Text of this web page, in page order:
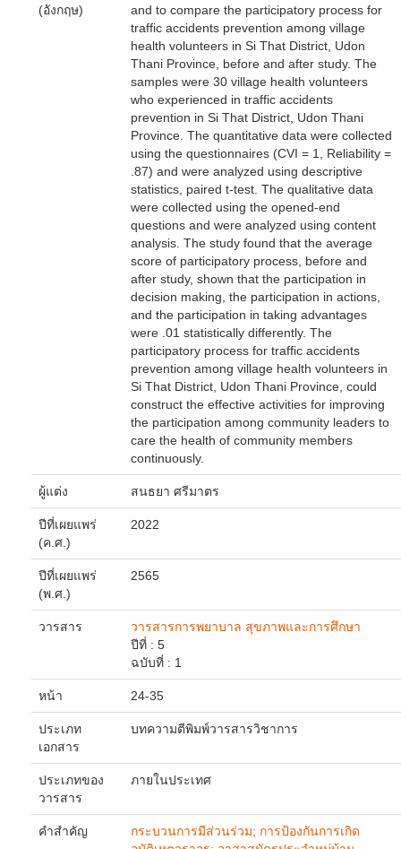
(อังกฤษ)
and to compare the participatory process for
traffic accidents prevention among village
health volunteers in Si That District, Udon
Thani Province, before and after study. The
samples were 30 village health volunteers
who experienced in traffic accidents
prevention in Si That District, Udon Thani
Province. The quantitative data were collected
using the questionnaires (CVI = 1, Reliability =
.87) and were analyzed using descriptive
statistics, paired t-test. The qualitative data
were collected using the opened-end
questions and were analyzed using content
analysis. The study found that the average
score of participatory process, before and
after study, shown that the participation in
decision making, the participation in actions,
and the participation in taking advantages
were .01 statistically differently. The
participatory process for traffic accidents
prevention among village health volunteers in
Si That District, Udon Thani Province, could
construct the effective activities for improving
the participation among community leaders to
care the health of community members
continuously.
ผู้แต่ง สนธยา ศรีมาตร
ปีที่เผยแพร่
(ค.ศ.)
2022
ปีที่เผยแพร่
(พ.ศ.)
2565
วารสาร
วารสารการพยาบาล สุขภาพและการศึกษา
ปีที่ : 5
ฉบับที่ : 1
หน้า 24-35
ประเภท
เอกสาร
บทความตีพิมพ์วารสารวิชาการ
ประเภทของ
วารสาร
ภายในประเทศ
คำสำคัญ
กระบวนการมีส่วนร่วม; การป้องกันการเกิด